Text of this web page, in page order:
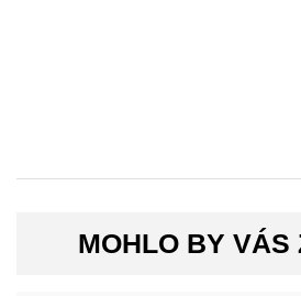
MOHLO BY VÁS